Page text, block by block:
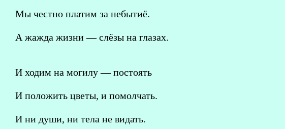
Мы честно платим за небытиё.
А жажда жизни — слёзы на глазах.
И ходим на могилу — постоять
И положить цветы, и помолчать.
И ни души, ни тела не видать.